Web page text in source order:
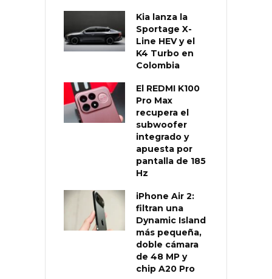
Kia lanza la
Sportage X-
Line HEV y el
K4 Turbo en
Colombia
El REDMI K100
Pro Max
recupera el
subwoofer
integrado y
apuesta por
pantalla de 185
Hz
iPhone Air 2:
filtran una
Dynamic Island
más pequeña,
doble cámara
de 48 MP y
chip A20 Pro